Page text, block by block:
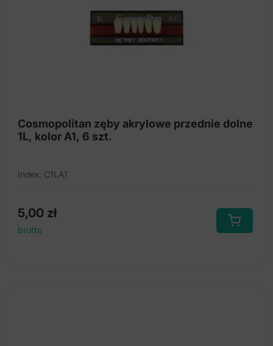
Cosmopolitan zęby akrylowe przednie dolne
1L, kolor A1, 6 szt.
Index: C1LA1
5,00 zł
brutto